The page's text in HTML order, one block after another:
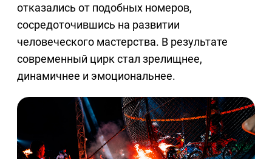
отказались от подобных номеров,
сосредоточившись на развитии
человеческого мастерства. В результате
современный цирк стал зрелищнее,
динамичнее и эмоциональнее.